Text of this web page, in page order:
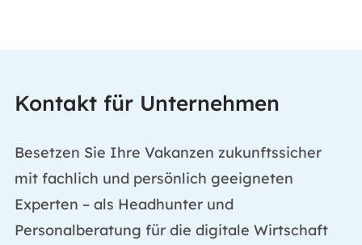
Kontakt für Unternehmen
Besetzen Sie Ihre Vakanzen zukunftssicher
mit fachlich und persönlich geeigneten
Experten – als Headhunter und
Personalberatung für die digitale Wirtschaft